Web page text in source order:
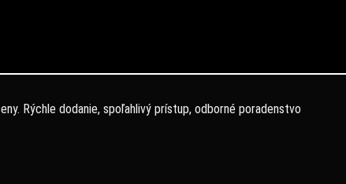
Rýchle dodanie, spoľahlivý prístup, odborné poradenstvo